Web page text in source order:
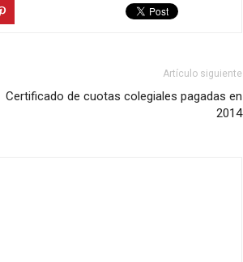
Artículo siguiente
Certificado de cuotas colegiales pagadas en
2014